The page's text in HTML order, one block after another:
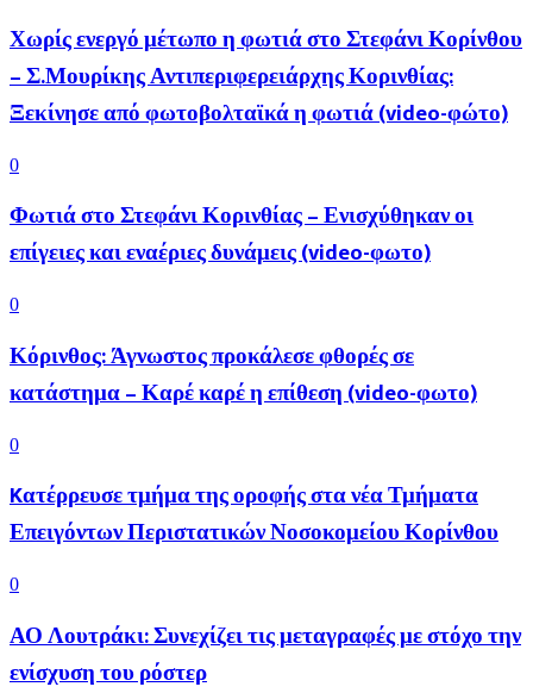
Χωρίς ενεργό μέτωπο η φωτιά στο Στεφάνι Κορίνθου
– Σ.Μουρίκης Αντιπεριφερειάρχης Κορινθίας:
Ξεκίνησε από φωτοβολταϊκά η φωτιά (video-φώτο)
0
Φωτιά στο Στεφάνι Κορινθίας – Ενισχύθηκαν οι
επίγειες και εναέριες δυνάμεις (video-φωτο)
0
Κόρινθος: Άγνωστος προκάλεσε φθορές σε
κατάστημα – Καρέ καρέ η επίθεση (video-φωτο)
0
Kατέρρευσε τμήμα της οροφής στα νέα Τμήματα
Επειγόντων Περιστατικών Νοσοκομείου Κορίνθου
0
ΑΟ Λουτράκι: Συνεχίζει τις μεταγραφές με στόχο την
ενίσχυση του ρόστερ